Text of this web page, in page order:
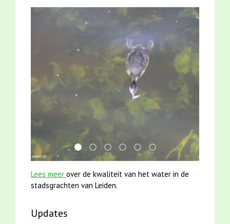
mei2021 watervogelmethode fuut met baars
jun2021 28 brasem en rietvoorns 4a
smoelenboek fifi en karper
karper met kattenklimtouw
mei2021 1 snoekje elly
jun2021 zaklv 5
Lees meer over de kwaliteit van het water in de
stadsgrachten van Leiden.
Updates